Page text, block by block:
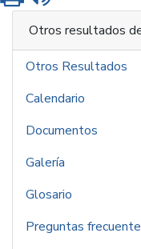
Otros resultados
Otros Resultados
Calendario
Documentos
Galería
Glosario
Preguntas